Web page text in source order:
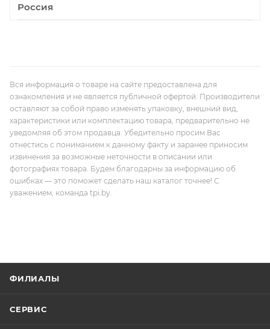
Россия
Вся информация о товаре на сайте предоставлена для
ознакомления и не является публичной офертой. Производители
оставляют за собой право изменять упаковку, внешний вид,
характеристики или комплектацию товара, предварительно не
уведомляя об этом продавца. Убедительно просим Вас
отнестись с пониманием к данному факту и заранее приносим
извинения за возможные неточности в описании или
фотографиях товара. Будем благодарны за информацию об
ошибках — это поможет сделать наш каталог точнее! С
уважением, команда tpi.by.
ФИЛИАЛЫ
СЕРВИС